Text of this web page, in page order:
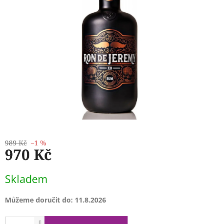
989 Kč –1 %
970 Kč
cena:
Skladem
Můžeme doručit do: 11.8.2026